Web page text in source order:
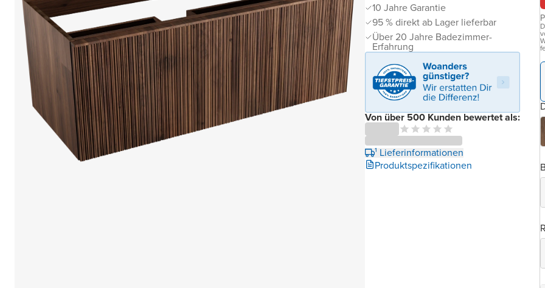
10 Jahre Garantie
95 % direkt ab Lager lieferbar
Über 20 Jahre Badezimmer-
Erfahrung
Von über 500 Kunden bewertet als:
¹ Lieferinformationen
Produktspezifikationen